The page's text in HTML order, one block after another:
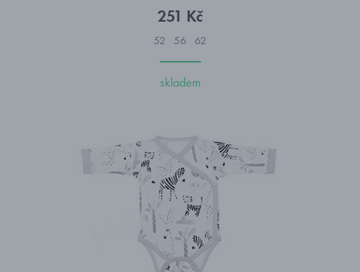
251 Kč
52 56 62
skladem